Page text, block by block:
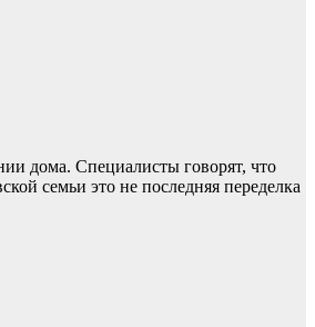
дома. Специалисты говорят, что
семьи это не последняя переделка